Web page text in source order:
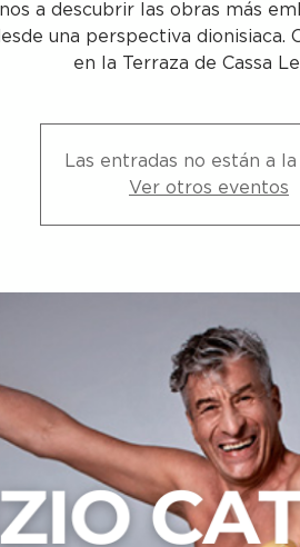
a descubrir las obras más
una perspectiva dionisiaca.
en la Terraza de Cassa
Las entradas no están a
Ver otros eventos